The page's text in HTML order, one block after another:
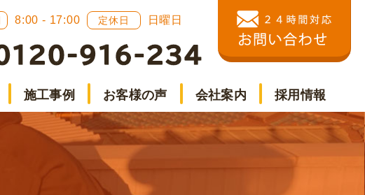
8:00 - 17:00 定休日 日曜日
施工事例 お客様の声 会社案内 採用情報